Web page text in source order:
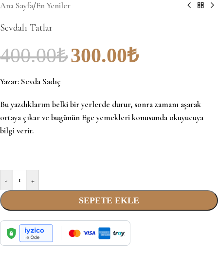
Ana Sayfa/En Yeniler
Sevdalı Tatlar
400.00₺300.00₺
Yazar: Sevda Sadıç
Bu yazdıklarım belki bir yerlerde durur, sonra zamanı aşarak
ortaya çıkar ve bugünün Ege yemekleri konusunda okuyucuya
bilgi verir.
- +
SEPETE EKLE